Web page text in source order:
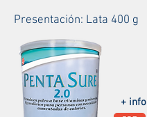
Presentación: Lata 400 g
+ info